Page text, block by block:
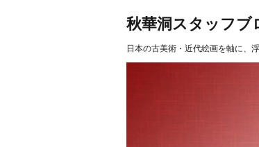
秋華洞スタッフブ
日本の古美術・近代絵画を軸に、